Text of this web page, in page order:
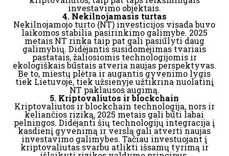
investavimo objektais.
4. Nekilnojamasis turtas
Nekilnojamojo turto (NT) investicijos visada buvo
laikomos stabilia pasirinkimo galimybe. 2025
metais NT rinka taip pat gali pasiūlyti daug
galimybių. Didėjantis susidomėjimas tvariais
pastatais, žaliosiomis technologijomis ir
ekologiškais būstais atveria naujas perspektyvas.
Be to, miestų plėtra ir augantis gyvenimo lygis
tiek Lietuvoje, tiek užsienyje užtikrina nuolatinį
NT paklausos augimą.
5. Kriptovaliutos ir blockchain
Kriptovaliutos ir blockchain technologija, nors ir
keliančios riziką, 2025 metais gali būti labai
pelningos. Didėjanti šių technologijų integracija į
kasdienį gyvenimą ir verslą gali atverti naujas
investavimo galimybes. Tačiau investuojant į
kriptovaliutas svarbu atlikti išsamų tyrimą ir